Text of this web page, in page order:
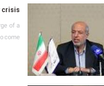
crisis
of a
come.